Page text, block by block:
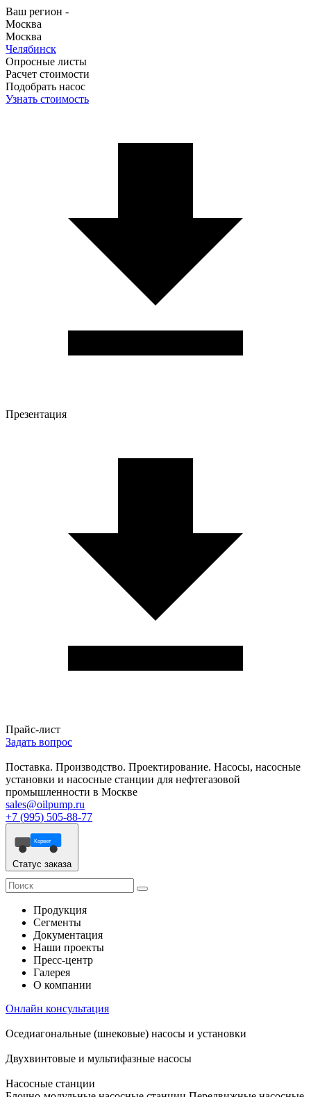
Ваш регион -
Москва
Москва
Челябинск
Опросные листы
Расчет стоимости
Подобрать насос
Узнать стоимость
Презентация
Прайс-лист
Задать вопрос
Поставка. Производство. Проектирование. Насосы, насосные
установки и насосные станции для нефтегазовой
промышленности в Москве
sales@oilpump.ru
+7 (995) 505-88-77
Корвет
Статус заказа
Продукция
Сегменты
Документация
Наши проекты
Пресс-центр
Галерея
О компании
Онлайн консультация
Оседиагональные (шнековые) насосы и установки
Двухвинтовые и мультифазные насосы
Насосные станции